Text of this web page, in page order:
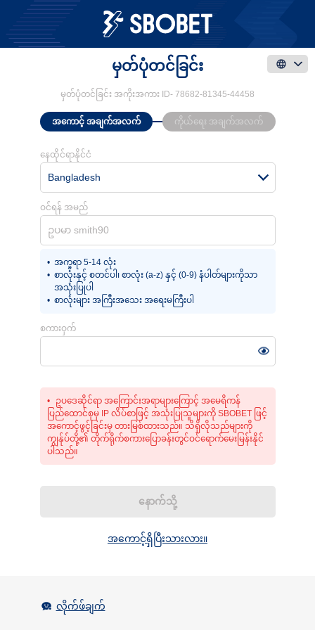
မှတ်ပုံတင်ခြင်း
မှတ်ပုံတင်ခြင်း အကိုးအကား ID- 78682-81345-44458
အကောင့် အချက်အလက် ကိုယ်ရေး အချက်အလက်
နေထိုင်ရာနိုင်ငံ
Bangladesh
ဝင်ရန် အမည်
အက္ခရာ 5-14 လုံး
စာလုံးနှင့် စတင်ပါ၊ စာလုံး (a-z) နှင့် (0-9) နံပါတ်များကိုသာ
အသုံးပြုပါ
စာလုံးများ အကြီးအသေး အရေးမကြီးပါ
စကားဝှက်
ဥပဒေဆိုင်ရာ အကြောင်းအရာများကြောင့် အမေရိကန်
ပြည်ထောင်စုမှ IP လိပ်စာဖြင့် အသုံးပြုသူများကို SBOBET ဖြင့်
အကောင့်ဖွင့်ခြင်းမှ တားမြစ်ထားသည်။ သိရှိလိုသည်များကို
ကျွန်ုပ်တို့၏ တိုက်ရိုက်စကားပြောခန်းတွင်ဝင်ရောက်မေးမြန်းနိုင်
ပါသည်။
နောက်သို့
အကောင့်ရှိပြီးသားလား။
လိုက်ဖ်ချက်